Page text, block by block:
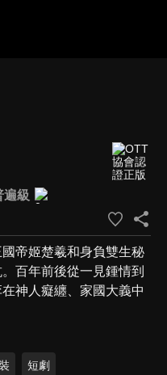
遍級
帝姬楚羲和身負雙生秘
百年前後從一見鍾情到
神人癡纏、家國大義中
短劇